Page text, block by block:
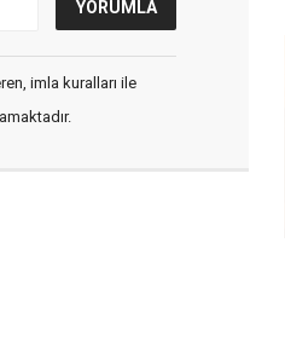
imla kuralları ile